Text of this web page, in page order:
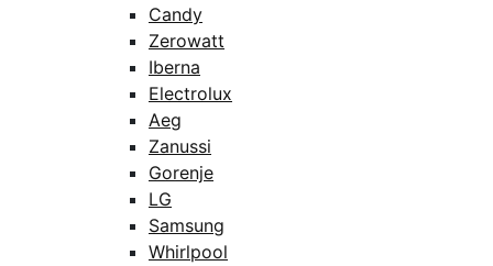
Candy
Zerowatt
Iberna
Electrolux
Aeg
Zanussi
Gorenje
LG
Samsung
Whirlpool